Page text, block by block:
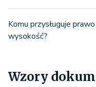
Komu przysługuje
wysokość?
Wzory